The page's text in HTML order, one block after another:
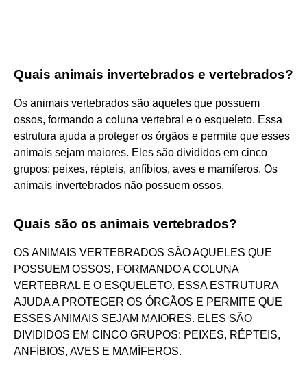
Quais animais invertebrados e vertebrados?
Os animais vertebrados são aqueles que possuem
ossos, formando a coluna vertebral e o esqueleto. Essa
estrutura ajuda a proteger os órgãos e permite que esses
animais sejam maiores. Eles são divididos em cinco
grupos: peixes, répteis, anfíbios, aves e mamíferos. Os
animais invertebrados não possuem ossos.
Quais são os animais vertebrados?
OS ANIMAIS VERTEBRADOS SÃO AQUELES QUE
POSSUEM OSSOS, FORMANDO A COLUNA
VERTEBRAL E O ESQUELETO. ESSA ESTRUTURA
AJUDA A PROTEGER OS ÓRGÃOS E PERMITE QUE
ESSES ANIMAIS SEJAM MAIORES. ELES SÃO
DIVIDIDOS EM CINCO GRUPOS: PEIXES, RÉPTEIS,
ANFÍBIOS, AVES E MAMÍFEROS.